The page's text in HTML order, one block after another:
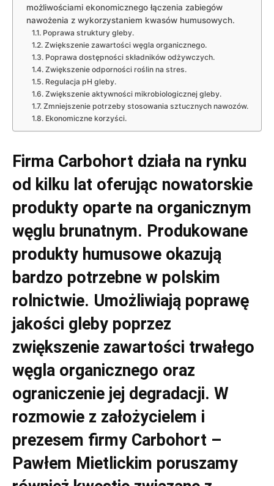
możliwościami ekonomicznego łączenia zabiegów
nawożenia z wykorzystaniem kwasów humusowych.
Poprawa struktury gleby.
Zwiększenie zawartości węgla organicznego.
Poprawa dostępności składników odżywczych.
Zwiększenie odporności roślin na stres.
Regulacja pH gleby.
Zwiększenie aktywności mikrobiologicznej gleby.
Zmniejszenie potrzeby stosowania sztucznych nawozów.
Ekonomiczne korzyści.
Firma Carbohort działa na rynku
od kilku lat oferując nowatorskie
produkty oparte na organicznym
węglu brunatnym. Produkowane
produkty humusowe okazują
bardzo potrzebne w polskim
rolnictwie. Umożliwiają poprawę
jakości gleby poprzez
zwiększenie zawartości trwałego
węgla organicznego oraz
ograniczenie jej degradacji. W
rozmowie z założycielem i
prezesem firmy Carbohort –
Pawłem Mietlickim poruszamy